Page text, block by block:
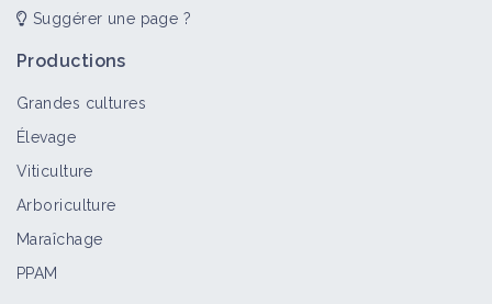
Court noué
Suggérer une page ?
Productions
Grandes cultures
Élevage
Viticulture
Arboriculture
Maraîchage
PPAM